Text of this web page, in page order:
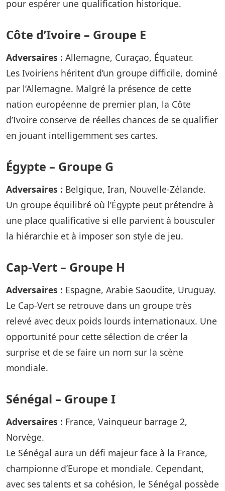
pour espérer une qualification historique.
Côte d’Ivoire – Groupe E
Adversaires : Allemagne, Curaçao, Équateur.
Les Ivoiriens héritent d’un groupe difficile, dominé
par l’Allemagne. Malgré la présence de cette
nation européenne de premier plan, la Côte
d’Ivoire conserve de réelles chances de se qualifier
en jouant intelligemment ses cartes.
Égypte – Groupe G
Adversaires : Belgique, Iran, Nouvelle-Zélande.
Un groupe équilibré où l’Égypte peut prétendre à
une place qualificative si elle parvient à bousculer
la hiérarchie et à imposer son style de jeu.
Cap-Vert – Groupe H
Adversaires : Espagne, Arabie Saoudite, Uruguay.
Le Cap-Vert se retrouve dans un groupe très
relevé avec deux poids lourds internationaux. Une
opportunité pour cette sélection de créer la
surprise et de se faire un nom sur la scène
mondiale.
Sénégal – Groupe I
Adversaires : France, Vainqueur barrage 2,
Norvège.
Le Sénégal aura un défi majeur face à la France,
championne d’Europe et mondiale. Cependant,
avec ses talents et sa cohésion, le Sénégal possède